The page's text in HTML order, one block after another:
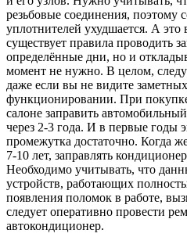
резьбовые соединения, поэтому
уплотнителей ухудшается. А
существует правила проводить
определённые дни, но и
момент не нужно. В целом,
даже если вы не видите
функционировании. При покупке
салоне заправить
через 2-3 года. И в первые годы
промежутка достаточно. Когда
7-10 лет, заправлять
Необходимо учитывать, что
устройств, работающих
появления поломок в работе,
следует оперативно провести
автокондиционер.